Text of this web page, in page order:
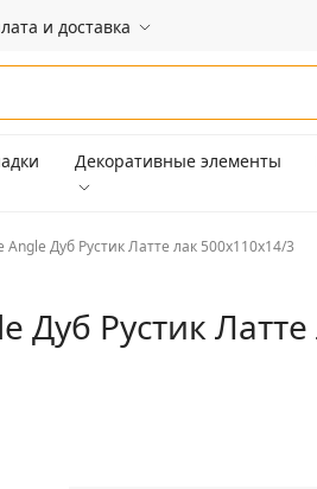
и доставка
Декоративные элементы
Дуб Рустик Латте лак 500х110х14/3
Дуб Рустик